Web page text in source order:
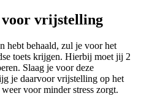
voor vrijstelling
hebt behaald, zul je voor het
toets krijgen. Hierbij moet jij 2
Slaag je voor deze
je daarvoor vrijstelling op het
voor minder stress zorgt.